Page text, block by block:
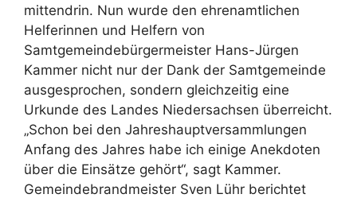
mittendrin. Nun wurde den ehrenamtlichen
Helferinnen und Helfern von
Samtgemeindebürgermeister Hans-Jürgen
Kammer nicht nur der Dank der Samtgemeinde
ausgesprochen, sondern gleichzeitig eine
Urkunde des Landes Niedersachsen überreicht.
„Schon bei den Jahreshauptversammlungen
Anfang des Jahres habe ich einige Anekdoten
über die Einsätze gehört“, sagt Kammer.
Gemeindebrandmeister Sven Lühr berichtet